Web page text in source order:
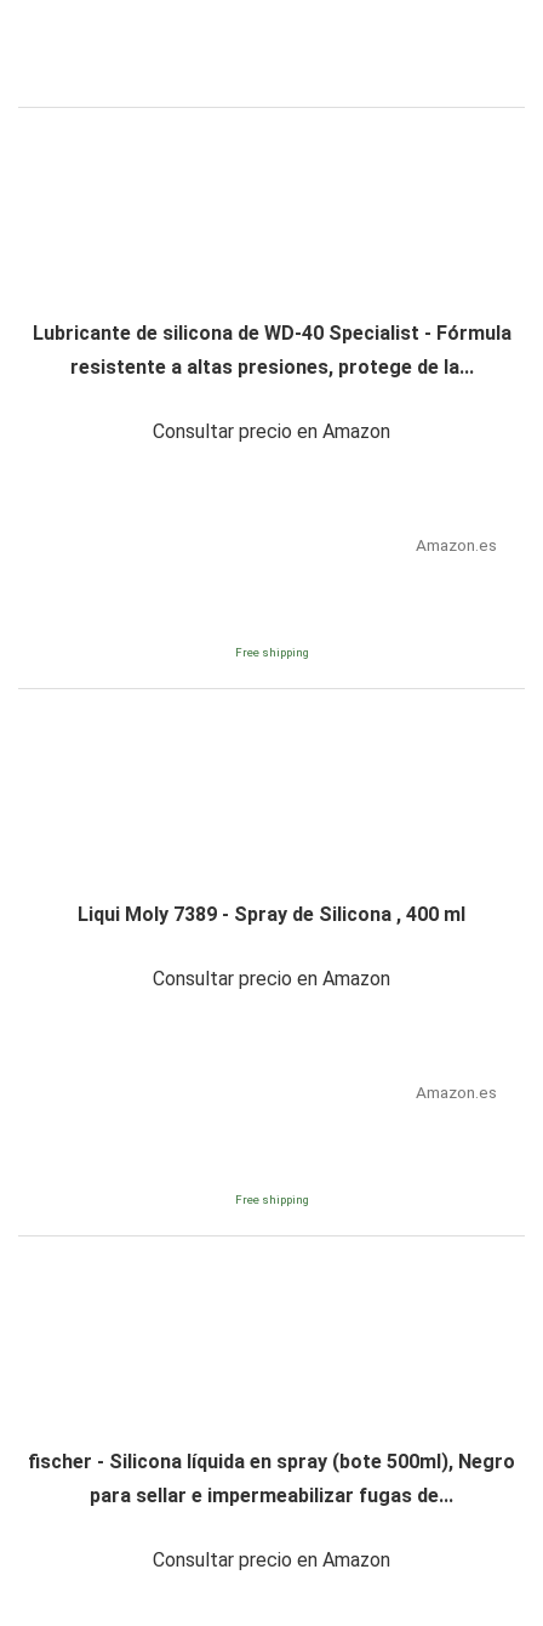
Lubricante de silicona de WD-40 Specialist - Fórmula
resistente a altas presiones, protege de la...
Consultar precio en Amazon
Amazon.es
Free shipping
Liqui Moly 7389 - Spray de Silicona , 400 ml
Consultar precio en Amazon
Amazon.es
Free shipping
fischer - Silicona líquida en spray (bote 500ml), Negro
para sellar e impermeabilizar fugas de...
Consultar precio en Amazon